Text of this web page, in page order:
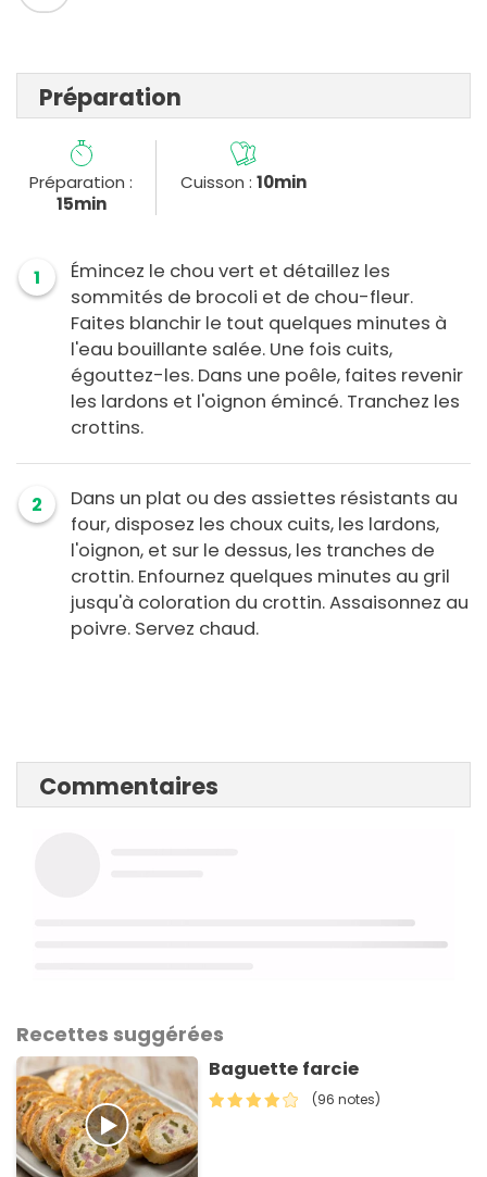
Préparation
Préparation :
15min
Cuisson : 10min
1
Émincez le chou vert et détaillez les
sommités de brocoli et de chou-fleur.
Faites blanchir le tout quelques minutes à
l'eau bouillante salée. Une fois cuits,
égouttez-les. Dans une poêle, faites revenir
les lardons et l'oignon émincé. Tranchez les
crottins.
2
Dans un plat ou des assiettes résistants au
four, disposez les choux cuits, les lardons,
l'oignon, et sur le dessus, les tranches de
crottin. Enfournez quelques minutes au gril
jusqu'à coloration du crottin. Assaisonnez au
poivre. Servez chaud.
Commentaires
Recettes suggérées
Baguette farcie
(96 notes)